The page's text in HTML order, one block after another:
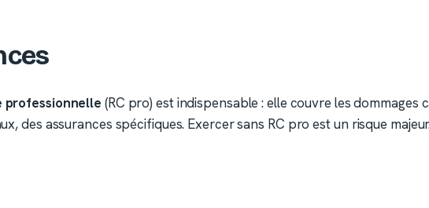
professionnelle (RC pro) est indispensable : elle couvre les dommages
des assurances spécifiques. Exercer sans RC pro est un risque